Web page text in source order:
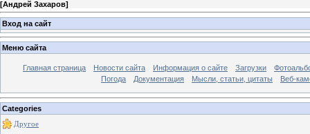
[Андрей Захаров]
Вход на сайт
Меню сайта
Главная страница Новости сайта Информация о сайте Загрузки
Погода
Документация Мысли, статьи, цитаты Веб-
Categories
Другое